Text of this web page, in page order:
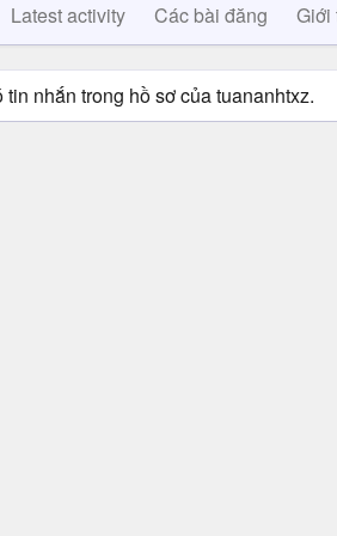
Latest activity Các bài đăng Giới
nhắn trong hồ sơ của tuananhtxz.